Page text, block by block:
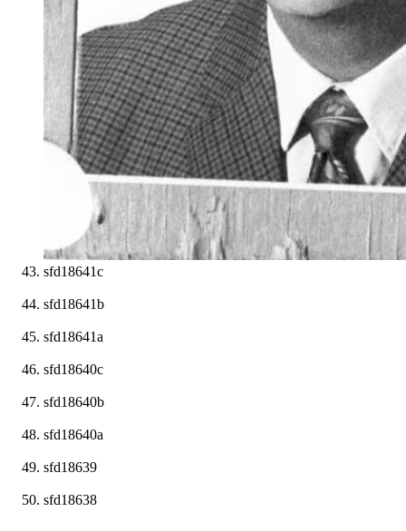
sfd18641c
sfd18641b
sfd18641a
sfd18640c
sfd18640b
sfd18640a
sfd18639
sfd18638